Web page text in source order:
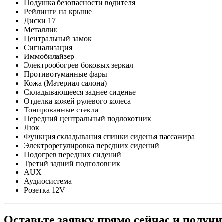
Подушка безопасности водителя
Рейлинги на крыше
Диски 17
Металлик
Центральный замок
Сигнализация
Иммобилайзер
Электрообогрев боковых зеркал
Противотуманные фары
Кожа (Материал салона)
Складывающееся заднее сиденье
Отделка кожей рулевого колеса
Тонированные стекла
Передний центральный подлокотник
Люк
Функция складывания спинки сиденья пассажира
Электрорегулировка передних сидений
Подогрев передних сидений
Третий задний подголовник
AUX
Аудиосистема
Розетка 12V